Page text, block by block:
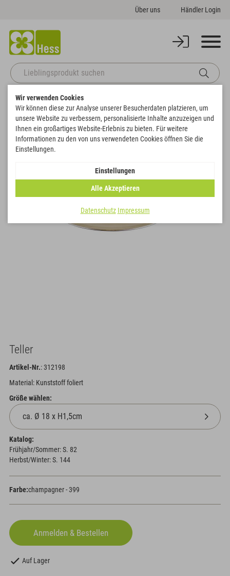
Über uns Händler Login
Startseite Themenwelten
Zurück zur Artikelübersicht
Teller
Artikel-Nr.: 312198
Material: Kunststoff foliert
Größe wählen:
Katalog:
Frühjahr/Sommer: S. 82
Herbst/Winter: S. 144
Farbe:champagner - 399
Auf Lager
Wir verwenden Cookies
Wir können diese zur Analyse unserer Besucherdaten platzieren, um
unsere Website zu verbessern, personalisierte Inhalte anzuzeigen und
Ihnen ein großartiges Website-Erlebnis zu bieten. Für weitere
Informationen zu den von uns verwendeten Cookies öffnen Sie die
Einstellungen.
Einstellungen
Alle Akzeptieren
Datenschutz Impressum